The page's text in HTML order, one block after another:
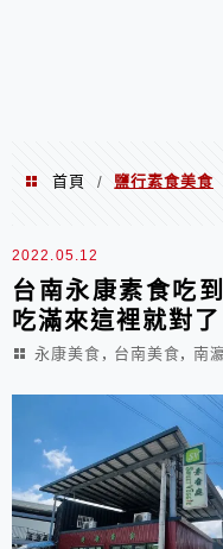
首頁 / 鹽行素食美食
鹽行素食美食
2022.05.12
台南永康素食吃
吃滿來這裡就對了
永康美食 , 台南美食, 南